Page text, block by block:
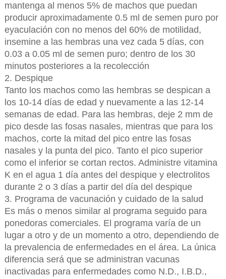
mantenga al menos 5% de machos que puedan
producir aproximadamente 0.5 ml de semen puro por
eyaculación con no menos del 60% de motilidad,
insemine a las hembras una vez cada 5 días, con
0.03 a 0.05 ml de semen puro; dentro de los 30
minutos posteriores a la recolección
2. Despique
Tanto los machos como las hembras se despican a
los 10-14 días de edad y nuevamente a las 12-14
semanas de edad. Para las hembras, deje 2 mm de
pico desde las fosas nasales, mientras que para los
machos, corte la mitad del pico entre las fosas
nasales y la punta del pico. Tanto el pico superior
como el inferior se cortan rectos. Administre vitamina
K en el agua 1 día antes del despique y electrolitos
durante 2 o 3 días a partir del día del despique
3. Programa de vacunación y cuidado de la salud
Es más o menos similar al programa seguido para
ponedoras comerciales. El programa varía de un
lugar a otro y de un momento a otro, dependiendo de
la prevalencia de enfermedades en el área. La única
diferencia será que se administran vacunas
inactivadas para enfermedades como N.D., I.B.D.,